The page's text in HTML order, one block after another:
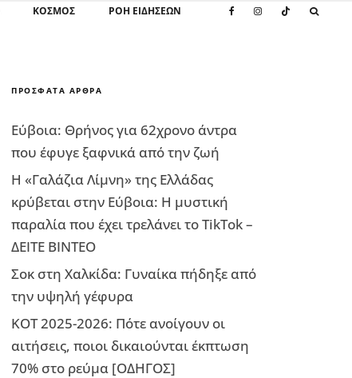
ΚΌΣΜΟΣ ΡΟΗ ΕΙΔΗΣΕΩΝ
ΠΡΌΣΦΑΤΑ ΆΡΘΡΑ
Εύβοια: Θρήνος για 62χρονο άντρα
που έφυγε ξαφνικά από την ζωή
Η «Γαλάζια Λίμνη» της Ελλάδας
κρύβεται στην Εύβοια: Η μυστική
παραλία που έχει τρελάνει το TikTok –
ΔΕΙΤΕ ΒΙΝΤΕΟ
Σοκ στη Χαλκίδα: Γυναίκα πήδηξε από
την υψηλή γέφυρα
ΚΟΤ 2025-2026: Πότε ανοίγουν οι
αιτήσεις, ποιοι δικαιούνται έκπτωση
70% στο ρεύμα [ΟΔΗΓΟΣ]